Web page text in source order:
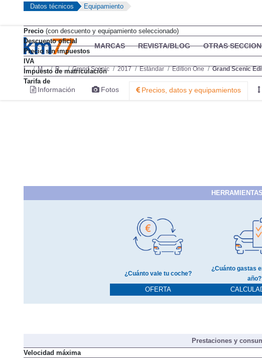
MARCAS REVISTA/BLOG OTRAS
I... M... R... Grand Scénic 2017 Estándar Edition One Grand Scenic
Información Fotos Precios, datos y equipamientos
Datos técnicos Equipamiento
Precio (con descuento y equipamiento seleccionado)
Descuento oficial
Precio sin impuestos
IVA
Impuesto de matriculación
Tarifa de
¿Cuánto vale tu coche?
OFERTA
¿Cuánto gastas
año?
Prestaciones y
Velocidad máxima